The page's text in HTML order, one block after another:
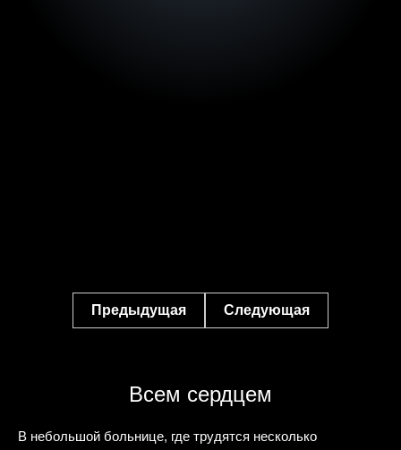
Предыдущая Следующая
Всем сердцем
В небольшой больнице, где трудятся несколько